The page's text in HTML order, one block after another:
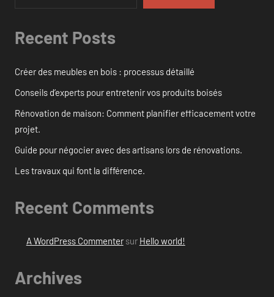
Recent Posts
Créer des meubles en bois : processus détaillé
Conseils d’experts pour entretenir vos produits boisés
Rénovation de maison: Comment planifier efficacement votre
projet.
Guide pour négocier avec des artisans lors de rénovations.
Les travaux qui font la différence.
Recent Comments
A WordPress Commentersur Hello world!
Archives